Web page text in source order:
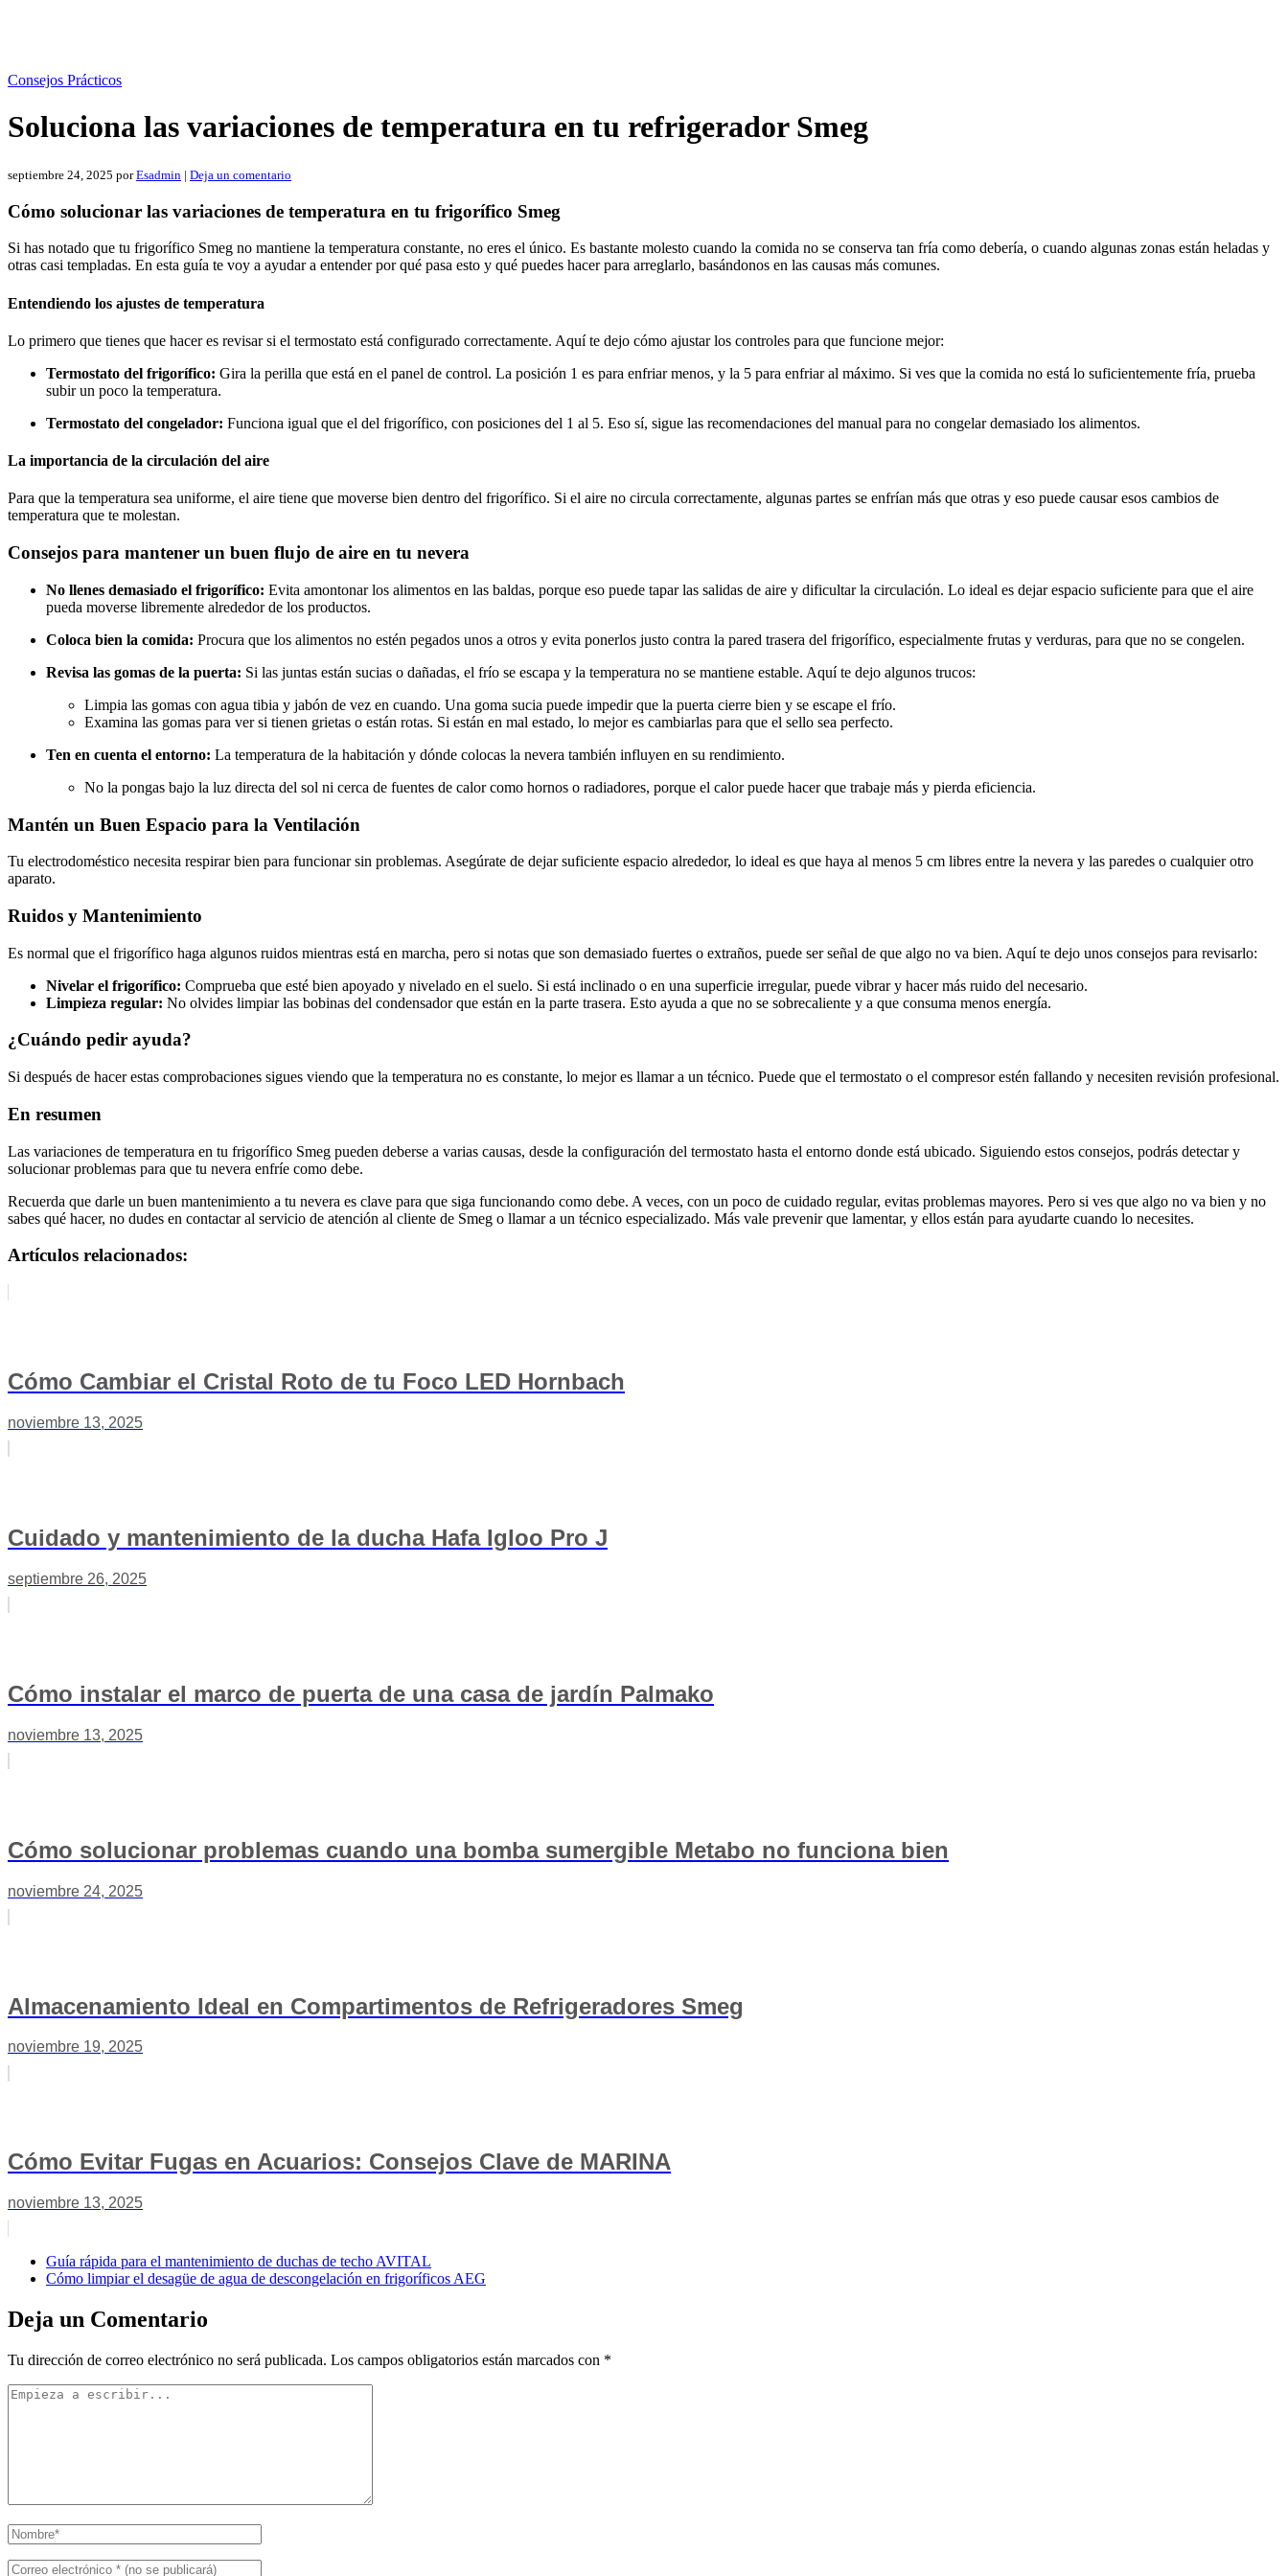
Consejos Prácticos
Soluciona las variaciones de temperatura en tu refrigerador Smeg
septiembre 24, 2025 porEsadmin | Deja un comentario
Cómo solucionar las variaciones de temperatura en tu frigorífico Smeg
Si has notado que tu frigorífico Smeg no mantiene la temperatura constante, no eres el único. Es bastante molesto cuando la comida no se conserva tan fría como debería, o cuando algunas zonas están heladas y
otras casi templadas. En esta guía te voy a ayudar a entender por qué pasa esto y qué puedes hacer para arreglarlo, basándonos en las causas más comunes.
Entendiendo los ajustes de temperatura
Lo primero que tienes que hacer es revisar si el termostato está configurado correctamente. Aquí te dejo cómo ajustar los controles para que funcione mejor:
Termostato del frigorífico: Gira la perilla que está en el panel de control. La posición 1 es para enfriar menos, y la 5 para enfriar al máximo. Si ves que la comida no está lo suficientemente fría, prueba
subir un poco la temperatura.
Termostato del congelador: Funciona igual que el del frigorífico, con posiciones del 1 al 5. Eso sí, sigue las recomendaciones del manual para no congelar demasiado los alimentos.
La importancia de la circulación del aire
Para que la temperatura sea uniforme, el aire tiene que moverse bien dentro del frigorífico. Si el aire no circula correctamente, algunas partes se enfrían más que otras y eso puede causar esos cambios de
temperatura que te molestan.
Consejos para mantener un buen flujo de aire en tu nevera
No llenes demasiado el frigorífico: Evita amontonar los alimentos en las baldas, porque eso puede tapar las salidas de aire y dificultar la circulación. Lo ideal es dejar espacio suficiente para que el aire
pueda moverse libremente alrededor de los productos.
Coloca bien la comida: Procura que los alimentos no estén pegados unos a otros y evita ponerlos justo contra la pared trasera del frigorífico, especialmente frutas y verduras, para que no se congelen.
Revisa las gomas de la puerta: Si las juntas están sucias o dañadas, el frío se escapa y la temperatura no se mantiene estable. Aquí te dejo algunos trucos:
Limpia las gomas con agua tibia y jabón de vez en cuando. Una goma sucia puede impedir que la puerta cierre bien y se escape el frío.
Examina las gomas para ver si tienen grietas o están rotas. Si están en mal estado, lo mejor es cambiarlas para que el sello sea perfecto.
Ten en cuenta el entorno: La temperatura de la habitación y dónde colocas la nevera también influyen en su rendimiento.
No la pongas bajo la luz directa del sol ni cerca de fuentes de calor como hornos o radiadores, porque el calor puede hacer que trabaje más y pierda eficiencia.
Mantén un Buen Espacio para la Ventilación
Tu electrodoméstico necesita respirar bien para funcionar sin problemas. Asegúrate de dejar suficiente espacio alrededor, lo ideal es que haya al menos 5 cm libres entre la nevera y las paredes o cualquier otro
aparato.
Ruidos y Mantenimiento
Es normal que el frigorífico haga algunos ruidos mientras está en marcha, pero si notas que son demasiado fuertes o extraños, puede ser señal de que algo no va bien. Aquí te dejo unos consejos para revisarlo:
Nivelar el frigorífico: Comprueba que esté bien apoyado y nivelado en el suelo. Si está inclinado o en una superficie irregular, puede vibrar y hacer más ruido del necesario.
Limpieza regular: No olvides limpiar las bobinas del condensador que están en la parte trasera. Esto ayuda a que no se sobrecaliente y a que consuma menos energía.
¿Cuándo pedir ayuda?
Si después de hacer estas comprobaciones sigues viendo que la temperatura no es constante, lo mejor es llamar a un técnico. Puede que el termostato o el compresor estén fallando y necesiten revisión profesional.
En resumen
Las variaciones de temperatura en tu frigorífico Smeg pueden deberse a varias causas, desde la configuración del termostato hasta el entorno donde está ubicado. Siguiendo estos consejos, podrás detectar y
solucionar problemas para que tu nevera enfríe como debe.
Recuerda que darle un buen mantenimiento a tu nevera es clave para que siga funcionando como debe. A veces, con un poco de cuidado regular, evitas problemas mayores. Pero si ves que algo no va bien y no
sabes qué hacer, no dudes en contactar al servicio de atención al cliente de Smeg o llamar a un técnico especializado. Más vale prevenir que lamentar, y ellos están para ayudarte cuando lo necesites.
Artículos relacionados:
Cómo Cambiar el Cristal Roto de tu Foco LED Hornbach
noviembre 13, 2025
Cuidado y mantenimiento de la ducha Hafa Igloo Pro J
septiembre 26, 2025
Cómo instalar el marco de puerta de una casa de jardín Palmako
noviembre 13, 2025
Cómo solucionar problemas cuando una bomba sumergible Metabo no funciona bien
noviembre 24, 2025
Almacenamiento Ideal en Compartimentos de Refrigeradores Smeg
noviembre 19, 2025
Cómo Evitar Fugas en Acuarios: Consejos Clave de MARINA
noviembre 13, 2025
Guía rápida para el mantenimiento de duchas de techo AVITAL
Cómo limpiar el desagüe de agua de descongelación en frigoríficos AEG
Deja un Comentario
Tu dirección de correo electrónico no será publicada. Los campos obligatorios están marcados con *